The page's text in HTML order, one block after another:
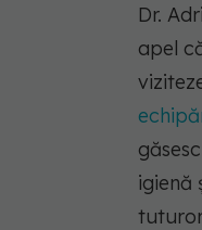
Dr.
apel
igienă